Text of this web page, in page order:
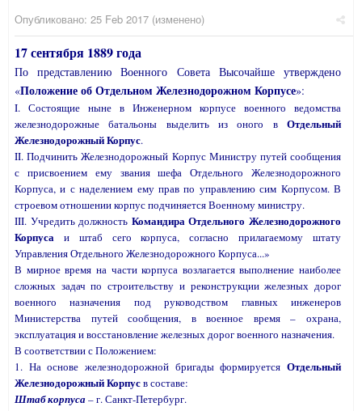
Опубликовано: 25 Feb 2017 (изменено)
17 сентября 1889 года
По представлению Военного Совета Высочайше утверждено
«Положение об Отдельном Железнодорожном Корпусе»:
I. Состоящие ныне в Инженерном корпусе военного ведомства
железнодорожные батальоны выделить из оного в Отдельный
Железнодорожный Корпус.
II. Подчинить Железнодорожный Корпус Министру путей сообщения
с присвоением ему звания шефа Отдельного Железнодорожного
Корпуса, и с наделением ему прав по управлению сим Корпусом. В
строевом отношении корпус подчиняется Военному министру.
III. Учредить должность Командира Отдельного Железнодорожного
Корпуса и штаб сего корпуса, согласно прилагаемому штату
Управления Отдельного Железнодорожного Корпуса...»
В мирное время на части корпуса возлагается выполнение наиболее
сложных задач по строительству и реконструкции железных дорог
военного назначения под руководством главных инженеров
Министерства путей сообщения, в военное время – охрана,
эксплуатация и восстановление железных дорог военного назначения.
В соответствии с Положением:
1. На основе железнодорожной бригады формируется Отдельный
Железнодорожный Корпусв составе:
Штаб корпуса– г. Санкт-Петербург.